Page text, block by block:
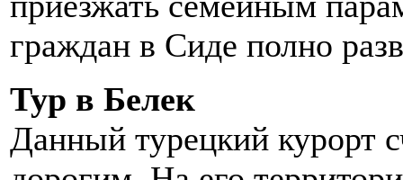
граждан в Сиде полно
Тур в Белек
Данный турецкий курорт